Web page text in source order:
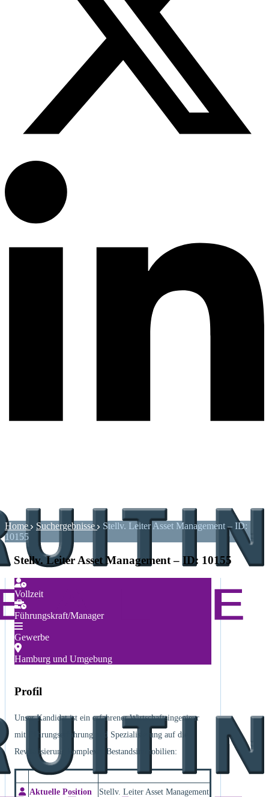
Home Suchergebnisse
Stellv. Leiter Asset Management – ID:
10155
Stellv. Leiter Asset Management – ID: 10155
Vollzeit
Führungskraft/Manager
Gewerbe
Hamburg und Umgebung
Profil
Unser Kandidat ist ein erfahrener Wirtschaftsingenieur
mit Führungserfahrung und Spezialisierung auf die
Revitalisierung komplexer Bestandsimmobilien:
Aktuelle Position Stellv. Leiter Asset Management